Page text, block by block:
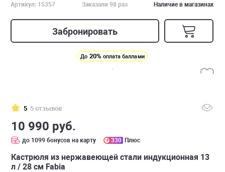
Артикул: 15357 Заказали 98 раз Наличие в магазинах
Забронировать
До 20% оплата баллами
5 5 отзывов
10 990 руб.
до 1099 бонусов на карту 330 Плюс
Кастрюля из нержавеющей стали индукционная 13
л / 28 см Fabia